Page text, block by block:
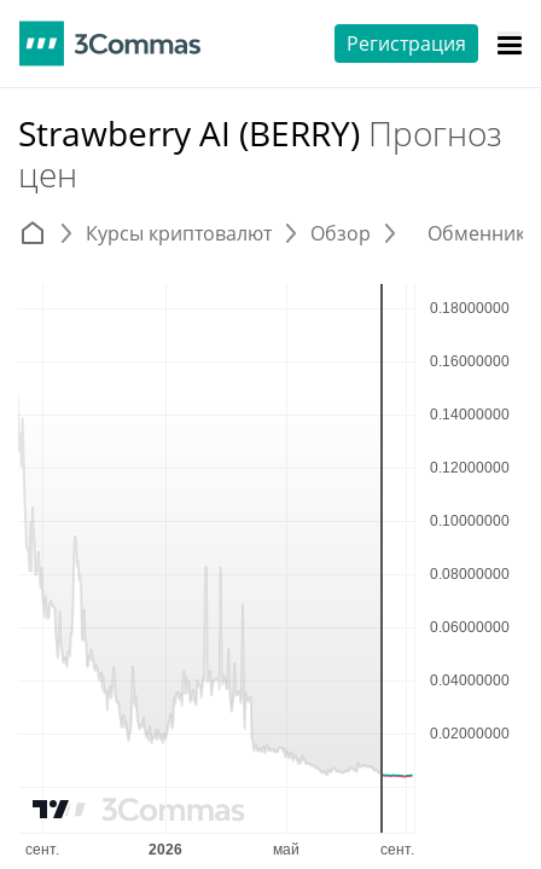
Регистрация
Strawberry AI (BERRY) Прогноз
цен
Курсы криптовалют Обзор